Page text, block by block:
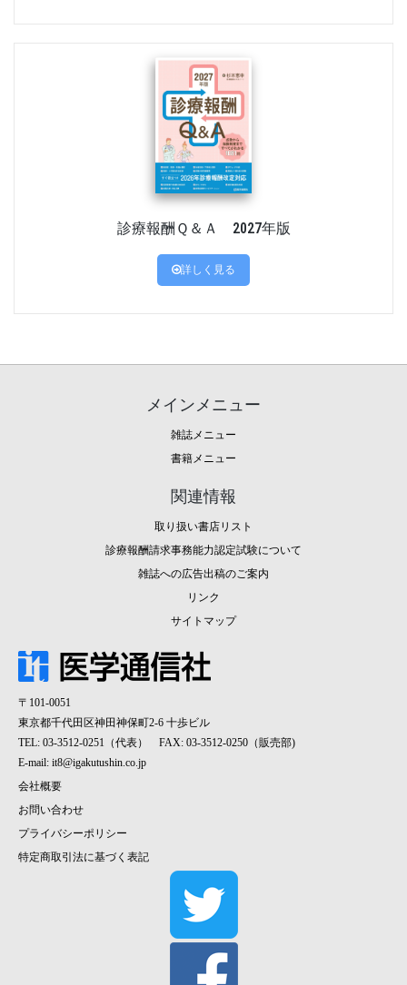
診療報酬Ｑ＆Ａ 2027年版
詳しく見る
メインメニュー
雑誌メニュー
書籍メニュー
関連情報
取り扱い書店リスト
診療報酬請求事務能力認定試験について
雑誌への広告出稿のご案内
リンク
サイトマップ
〒101-0051
東京都千代田区神田神保町2-6 十歩ビル
TEL: 03-3512-0251（代表） FAX: 03-3512-0250（販売部)
E-mail: it8@igakutushin.co.jp
会社概要
お問い合わせ
プライバシーポリシー
特定商取引法に基づく表記